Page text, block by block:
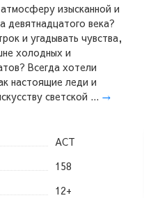
изысканной и
девятнадцатого века?
и угадывать чувства,
холодных и
Всегда хотели
настоящие леди и
светской ... →
АСТ
158
12+